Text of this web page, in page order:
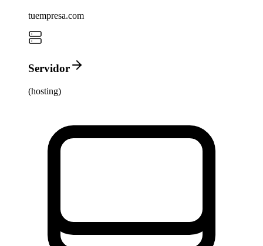
tuempresa.com
Servidor
(hosting)